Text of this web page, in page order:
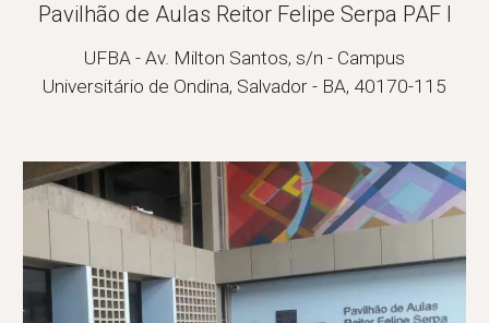
Pavilhão de Aulas Reitor Felipe Serpa PAF I
UFBA - Av. Milton Santos, s/n - Campus
Universitário de Ondina, Salvador - BA, 40170-115